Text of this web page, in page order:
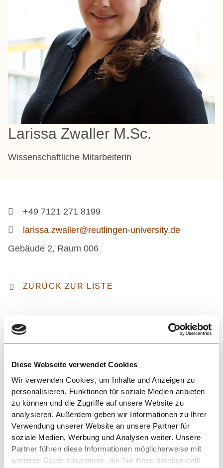
Diese Webseite verwendet Cookies
Wir verwenden Cookies, um Inhalte und Anzeigen zu
personalisieren, Funktionen für soziale Medien anbieten
zu können und die Zugriffe auf unsere Website zu
analysieren. Außerdem geben wir Informationen zu Ihrer
Verwendung unserer Website an unsere Partner für
soziale Medien, Werbung und Analysen weiter. Unsere
Partner führen diese Informationen möglicherweise mit
weiteren Daten zusammen, die Sie ihnen bereitgestellt
Larissa Zwaller M.Sc.
Wissenschaftliche Mitarbeiterin
+49 7121 271 8199
larissa.zwaller@reutlingen-university.de
Gebäude 2, Raum 006
ZURÜCK ZUR LISTE
Nach oben